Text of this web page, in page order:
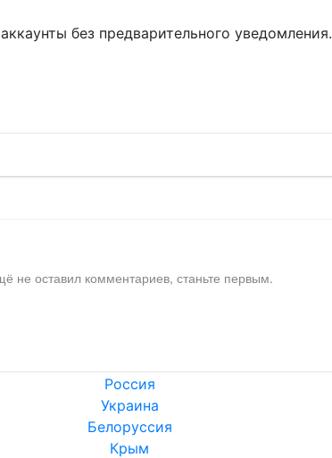
без предварительного уведомления.
не оставил комментариев, станьте первым.
Россия
Украина
Белоруссия
Крым